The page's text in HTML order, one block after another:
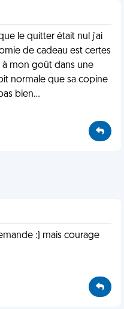
le quitter était nul j'ai
de cadeau est certes
à mon goût dans une
normale que sa copine
bien...
:) mais courage